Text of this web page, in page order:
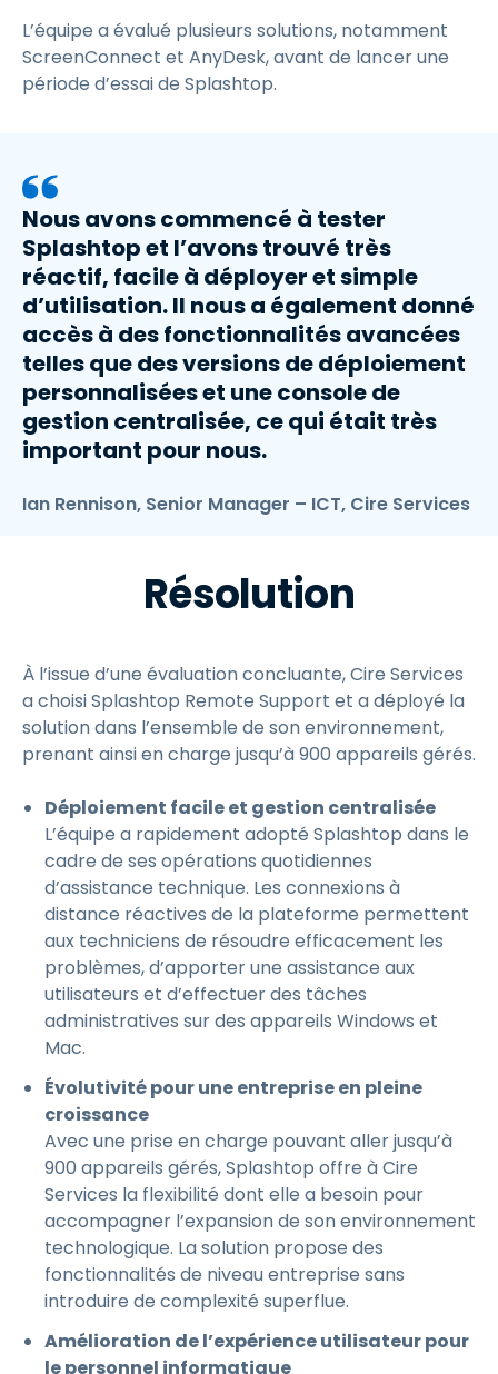
L’équipe a évalué plusieurs solutions, notamment
ScreenConnect et AnyDesk, avant de lancer une
période d’essai de Splashtop.
Nous avons commencé à tester
Splashtop et l’avons trouvé très
réactif, facile à déployer et simple
d’utilisation. Il nous a également donné
accès à des fonctionnalités avancées
telles que des versions de déploiement
personnalisées et une console de
gestion centralisée, ce qui était très
important pour nous.
Ian Rennison, Senior Manager – ICT, Cire Services
Résolution
À l’issue d’une évaluation concluante, Cire Services
a choisi Splashtop Remote Support et a déployé la
solution dans l’ensemble de son environnement,
prenant ainsi en charge jusqu’à 900 appareils gérés.
Déploiement facile et gestion centralisée
L’équipe a rapidement adopté Splashtop dans le
cadre de ses opérations quotidiennes
d’assistance technique. Les connexions à
distance réactives de la plateforme permettent
aux techniciens de résoudre efficacement les
problèmes, d’apporter une assistance aux
utilisateurs et d’effectuer des tâches
administratives sur des appareils Windows et
Mac.
Évolutivité pour une entreprise en pleine
croissance
Avec une prise en charge pouvant aller jusqu’à
900 appareils gérés, Splashtop offre à Cire
Services la flexibilité dont elle a besoin pour
accompagner l’expansion de son environnement
technologique. La solution propose des
fonctionnalités de niveau entreprise sans
introduire de complexité superflue.
Amélioration de l’expérience utilisateur pour
le personnel informatique